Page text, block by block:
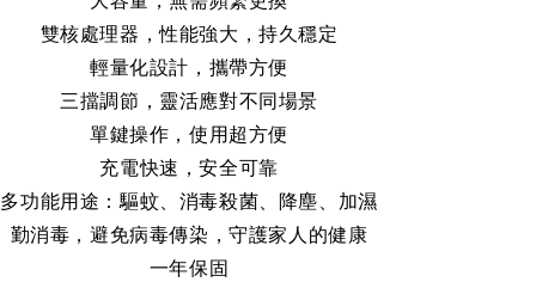
雙核處理器，性能強大，持久穩定
輕量化設計，攜帶方便
三擋調節，靈活應對不同場景
單鍵操作，使用超方便
充電快速，安全可靠
多功能用途：驅蚊、消毒殺菌、降塵、加濕
勤消毒，避免病毒傳染，守護家人的健康
一年保固